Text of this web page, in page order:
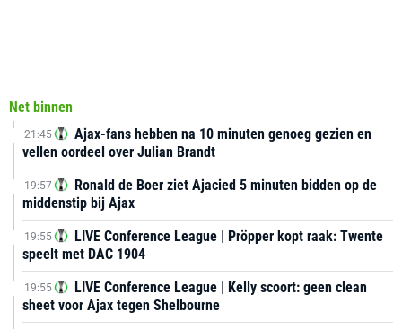
Net binnen
21:45
Ajax-fans hebben na 10 minuten genoeg gezien en
vellen oordeel over Julian Brandt
19:57
Ronald de Boer ziet Ajacied 5 minuten bidden op de
middenstip bij Ajax
19:55
LIVE Conference League | Pröpper kopt raak: Twente
speelt met DAC 1904
19:55
LIVE Conference League | Kelly scoort: geen clean
sheet voor Ajax tegen Shelbourne